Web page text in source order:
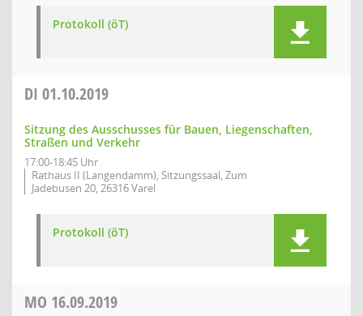
Protokoll (öT)
DI 01.10.2019
Sitzung des Ausschusses für Bauen, Liegenschaften,
Straßen und Verkehr
17:00-18:45 Uhr
Rathaus II (Langendamm), Sitzungssaal, Zum
Jadebusen 20, 26316 Varel
Protokoll (öT)
MO 16.09.2019